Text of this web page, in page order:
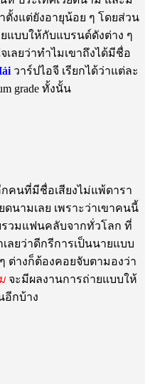
งแต่ยังอายุน้อย ๆ โดยส่วน
แบบให้กับแบรนด์ดังต่าง ๆ
เลยว่าทำไมเขาถึงได้มีชื่อ
วาร์ปไอจี เรียกได้ว่าแต่ละ
grade ทั้งนั้น
คนที่มีชื่อเสียงไม่แพ้ดารา
ดนามเลย เพราะว่าเขาคนนี้
วมแฟนคลับจากทั่วโลก ที่
ลยว่าดีกรีการเป็นนายแบบ
ต่างก็ต้องคอยจับตามองว่า
จะมีผลงานการถ่ายแบบให้
อีกบ้าง